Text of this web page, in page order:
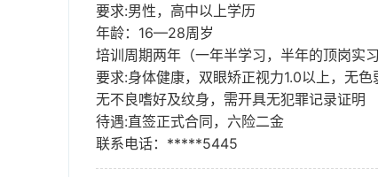
要求:男性，高中以上学历
年龄：16—28周岁
培训周期两年（一年半学习，半年的顶岗实习
要求:身体健康，双眼矫正视力1.0以上，无
无不良嗜好及纹身，需开具无犯罪记录证明
待遇:直签正式合同，六险二金
联系电话：*****5445